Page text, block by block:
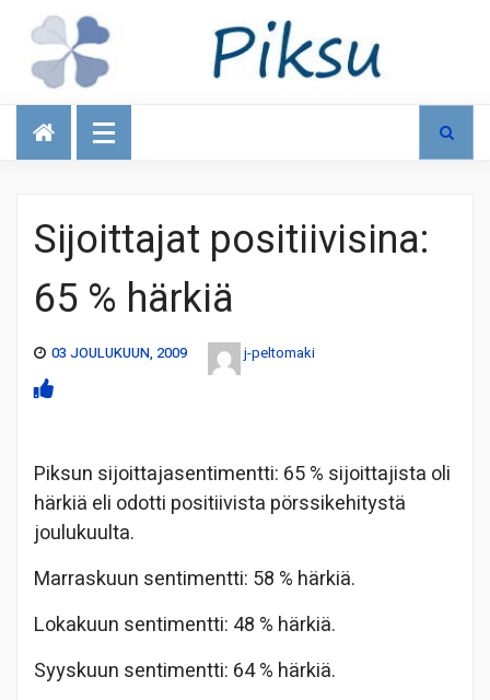
Talous
Sijoittajat positiivisina:
65 % härkiä
03 JOULUKUUN, 2009 j-peltomaki
Piksun sijoittajasentimentti: 65 % sijoittajista oli
härkiä eli odotti positiivista pörssikehitystä
joulukuulta.
Marraskuun sentimentti: 58 % härkiä.
Lokakuun sentimentti: 48 % härkiä.
Syyskuun sentimentti: 64 % härkiä.